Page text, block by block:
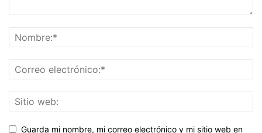
Guarda mi nombre, mi correo electrónico y mi sitio web en